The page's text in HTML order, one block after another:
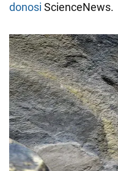
donosi ScienceNews.